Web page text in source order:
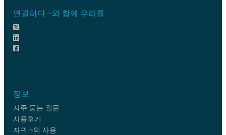
연결하다 ~와 함께 우리를
정보
자주 묻는 질문
사용후기
자귀 ~의 사용